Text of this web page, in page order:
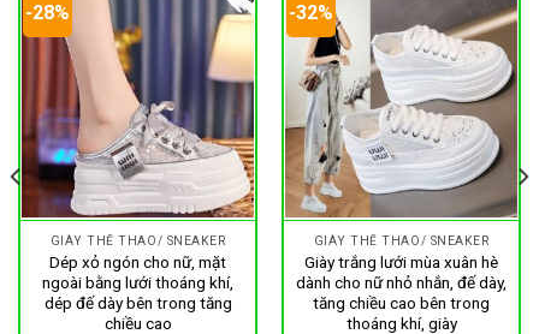
-28%
GIÀY THỂ THAO/ SNEAKER
Dép xỏ ngón cho nữ, mặt
ngoài bằng lưới thoáng khí,
dép đế dày bên trong tăng
chiều cao
-32%
GIÀY THỂ THAO/ SNEAKER
Giày trắng lưới mùa xuân hè
dành cho nữ nhỏ nhắn, đế dày,
tăng chiều cao bên trong
thoáng khí, giày